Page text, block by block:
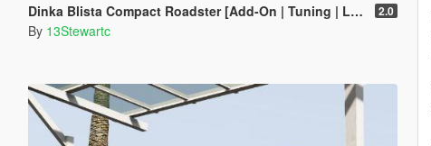
Dinka Blista Compact Roadster [Add-On | Tuning | LODs] 2.0
By 13Stewartc